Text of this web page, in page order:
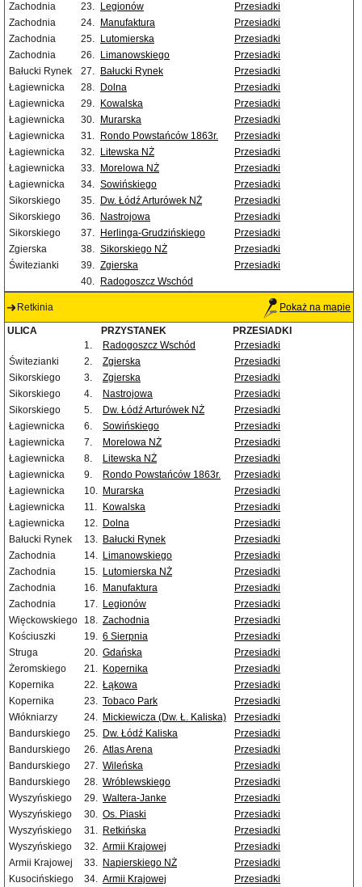
Zachodnia
23. Legionów
Przesiadki
Zachodnia
24. Manufaktura
Przesiadki
Zachodnia
25. Lutomierska
Przesiadki
Zachodnia
26. Limanowskiego
Przesiadki
Bałucki Rynek
27. Bałucki Rynek
Przesiadki
Łagiewnicka
28. Dolna
Przesiadki
Łagiewnicka
29. Kowalska
Przesiadki
Łagiewnicka
30. Murarska
Przesiadki
Łagiewnicka
31. Rondo Powstańców 1863r.
Przesiadki
Łagiewnicka
32. Litewska NŻ
Przesiadki
Łagiewnicka
33. Morelowa NŻ
Przesiadki
Łagiewnicka
34. Sowińskiego
Przesiadki
Sikorskiego
35. Dw. Łódź Arturówek NŻ
Przesiadki
Sikorskiego
36. Nastrojowa
Przesiadki
Sikorskiego
37. Herlinga-Grudzińskiego
Przesiadki
Zgierska
38. Sikorskiego NŻ
Przesiadki
Świtezianki
39. Zgierska
Przesiadki
40.
Radogoszcz Wschód
Retkinia Pokaż na mapie
ULICA PRZYSTANEK
PRZESIADKI
1.
Radogoszcz Wschód
Przesiadki
Świtezianki
2. Zgierska
Przesiadki
Sikorskiego
3. Zgierska
Przesiadki
Sikorskiego
4. Nastrojowa
Przesiadki
Sikorskiego
5. Dw. Łódź Arturówek NŻ
Przesiadki
Łagiewnicka
6. Sowińskiego
Przesiadki
Łagiewnicka
7. Morelowa NŻ
Przesiadki
Łagiewnicka
8. Litewska NŻ
Przesiadki
Łagiewnicka
9. Rondo Powstańców 1863r.
Przesiadki
Łagiewnicka
10. Murarska
Przesiadki
Łagiewnicka
11. Kowalska
Przesiadki
Łagiewnicka
12. Dolna
Przesiadki
Bałucki Rynek
13. Bałucki Rynek
Przesiadki
Zachodnia
14. Limanowskiego
Przesiadki
Zachodnia
15. Lutomierska NŻ
Przesiadki
Zachodnia
16. Manufaktura
Przesiadki
Zachodnia
17. Legionów
Przesiadki
Więckowskiego
18. Zachodnia
Przesiadki
Kościuszki
19. 6 Sierpnia
Przesiadki
Struga
20. Gdańska
Przesiadki
Żeromskiego
21. Kopernika
Przesiadki
Kopernika
22. Łąkowa
Przesiadki
Kopernika
23. Tobaco Park
Przesiadki
Włókniarzy
24. Mickiewicza (Dw. Ł. Kaliska)
Przesiadki
Bandurskiego
25. Dw. Łódź Kaliska
Przesiadki
Bandurskiego
26. Atlas Arena
Przesiadki
Bandurskiego
27. Wileńska
Przesiadki
Bandurskiego
28. Wróblewskiego
Przesiadki
Wyszyńskiego
29. Waltera-Janke
Przesiadki
Wyszyńskiego
30. Os. Piaski
Przesiadki
Wyszyńskiego
31. Retkińska
Przesiadki
Wyszyńskiego
32. Armii Krajowej
Przesiadki
Armii Krajowej
33. Napierskiego NŻ
Przesiadki
Kusocińskiego
34. Armii Krajowej Przesiadki